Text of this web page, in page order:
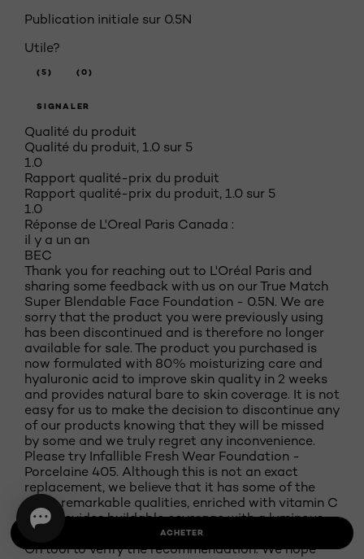
Publication initiale sur 0.5N
Utile?
(5) (0)
SIGNALER
Qualité du produit
Qualité du produit, 1.0 sur 5
1.0
Rapport qualité-prix du produit
Rapport qualité-prix du produit, 1.0 sur 5
1.0
Réponse de L'Oreal Paris Canada :
il y a un an
BEC
Thank you for reaching out to L'Oréal Paris and
sharing some feedback with us on our True Match
Super Blendable Face Foundation - 0.5N. We are
sorry that the product you were previously using
has been discontinued and is therefore no longer
available for sale. The product you purchased is
now formulated with 80% moisturizing care and
hyaluronic acid to improve skin quality in 2 weeks
and provides natural bare to skin coverage. It is not
easy for us to make the decision to discontinue any
of our products knowing that they will be missed
by some and we truly regret any inconvenience.
Please try Infallible Fresh Wear Foundation -
Porcelaine 405. Although this is not an exact
replacement, we believe that it has some of the
same remarkable qualities, enriched with vitamin C
and provides buildable coverage with a luminous
finish. We encourage you to utilize the Virtual Try-
On tool to verify the recommendation. We hope
ACHETER